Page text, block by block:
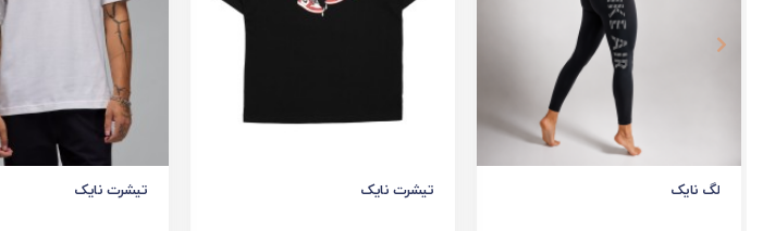
لگ نایک تیشرت نایک تیشرت نایک